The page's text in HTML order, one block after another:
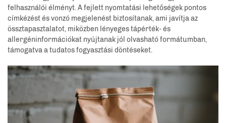
felhasználói élményt. A fejlett nyomtatási lehetőségek pontos
címkézést és vonzó megjelenést biztosítanak, ami javítja az
össztapasztalatot, miközben lényeges tápérték- és
allergéninformációkat nyújtanak jól olvasható formátumban,
támogatva a tudatos fogyasztási döntéseket.